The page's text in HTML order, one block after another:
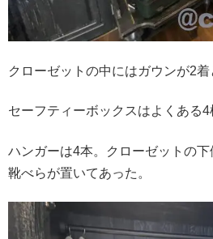
クローゼットの中にはガウンが2着
セーフティーボックスはよくある4
ハンガーは4本。クローゼットの
靴べらが置いてあった。